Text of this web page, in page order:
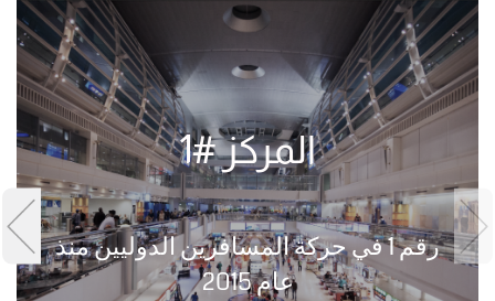
المركز #1
رقم 1 في حركة المسافرين الدوليين منذ
عام 2015